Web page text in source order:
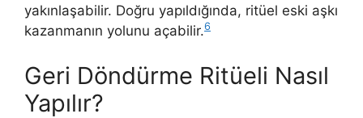
yakınlaşabilir. Doğru yapıldığında, ritüel eski aşkı
kazanmanın yolunu açabilir.6
Geri Döndürme Ritüeli Nasıl
Yapılır?